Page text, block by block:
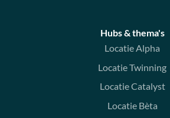
Hubs & thema's
Locatie Alpha
Locatie Twinning
Locatie Catalyst
Locatie Bèta